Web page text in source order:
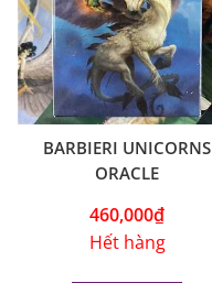
BARBIERI UNICORNS
ORACLE
460,000₫
Hết hàng